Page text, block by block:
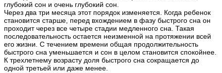
глубокий сон и очень глубокий сон.
Через два три месяца этот порядок изменяется. Когда ребенок
становится старше, перед вхождением в фазу быстрого сна он
проходит через все четыре стадии медленного сна. Такая
последовательность остается неизменной на протяжении всей
его жизни. С течением времени общая продолжительность
быстрого сна уменьшается и сон в целом становится спокойнее.
К трехлетнему возрасту доля быстрого сна сокращается до
одной третьей или даже менее.